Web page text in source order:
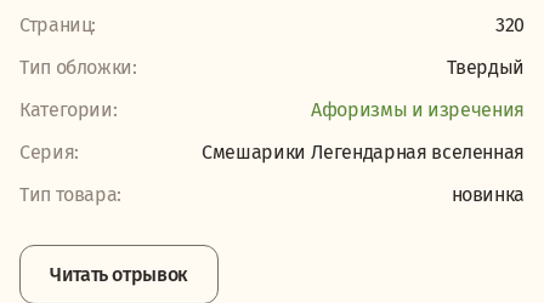
Страниц:
320
Тип обложки:
Твердый
Категории:
Афоризмы и изречения
Серия:
Смешарики Легендарная вселенная
Тип товара:
новинка
Читать отрывок